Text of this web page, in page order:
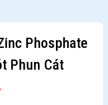
Phosphate
Phun Cát